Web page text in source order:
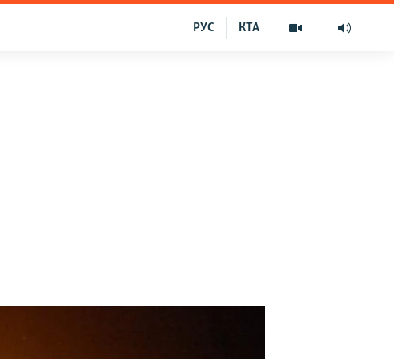
КТА
РУС